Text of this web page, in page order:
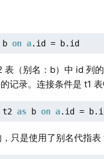
b on a.id = b.id
（别名：b）中 id 列
记录。连接条件是 t1
t2 as b on a.id =
只是使用了别名代指表